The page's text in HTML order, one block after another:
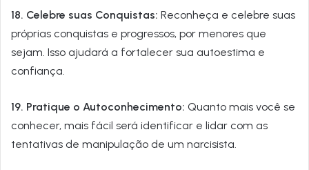
18. Celebre suas Conquistas: Reconheça e celebre suas
próprias conquistas e progressos, por menores que
sejam. Isso ajudará a fortalecer sua autoestima e
confiança.
19. Pratique o Autoconhecimento: Quanto mais você se
conhecer, mais fácil será identificar e lidar com as
tentativas de manipulação de um narcisista.